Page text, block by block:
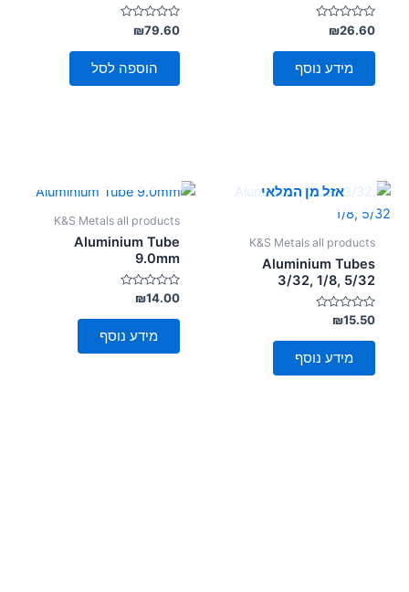
דורג
0
מתוך
₪26.60
מידע נוסף
דורג
0
מתוך
₪79.60
הוספה לסל
אזל מן המלאי
K&S Metals all products
Aluminium Tubes
3/32, 1/8, 5/32
דורג
0
מתוך
₪15.50
מידע נוסף
K&S Metals all products
Aluminium Tube
9.0mm
דורג
0
מתוך
₪14.00
מידע נוסף